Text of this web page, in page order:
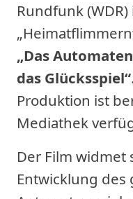
Rundfunk
„Das
das Glücksspiel“
Produktion ist
Mediathek
Der Film widmet
Entwicklung des